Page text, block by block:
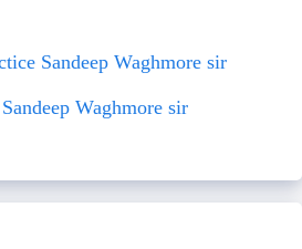
Sandeep Waghmore sir
Waghmore sir